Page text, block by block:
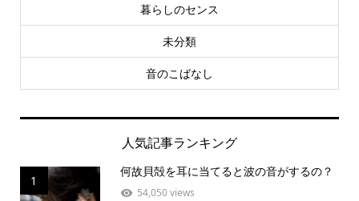
暮らしのセンス
未分類
音のこばなし
人気記事ランキング
1
何故貝殻を耳に当てると波の音がするの？
54,050 views